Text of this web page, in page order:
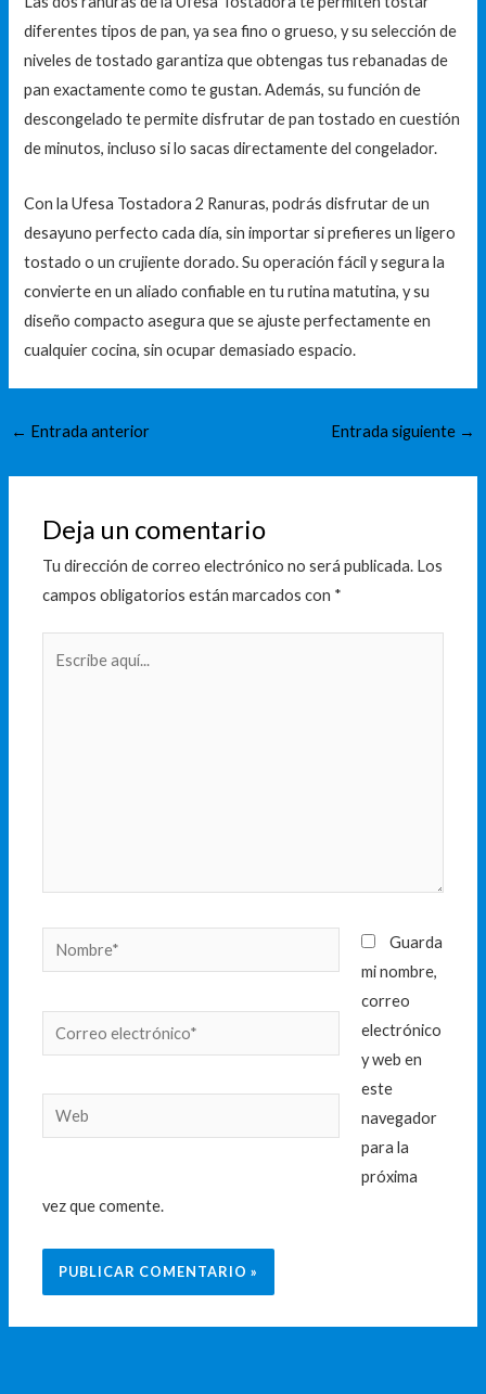
diferentes tipos de pan, ya sea fino o grueso, y su selección de
niveles de tostado garantiza que obtengas tus rebanadas de
pan exactamente como te gustan. Además, su función de
descongelado te permite disfrutar de pan tostado en cuestión
de minutos, incluso si lo sacas directamente del congelador.
Con la Ufesa Tostadora 2 Ranuras, podrás disfrutar de un
desayuno perfecto cada día, sin importar si prefieres un ligero
tostado o un crujiente dorado. Su operación fácil y segura la
convierte en un aliado confiable en tu rutina matutina, y su
diseño compacto asegura que se ajuste perfectamente en
cualquier cocina, sin ocupar demasiado espacio.
← Entrada anterior Entrada siguiente →
Deja un comentario
Tu dirección de correo electrónico no será publicada. Los
campos obligatorios están marcados con *
Nombre*
Correo
electrónico*
Web
Guarda
mi nombre,
correo
electrónico
y web en
este
navegador
para la
próxima
vez que comente.